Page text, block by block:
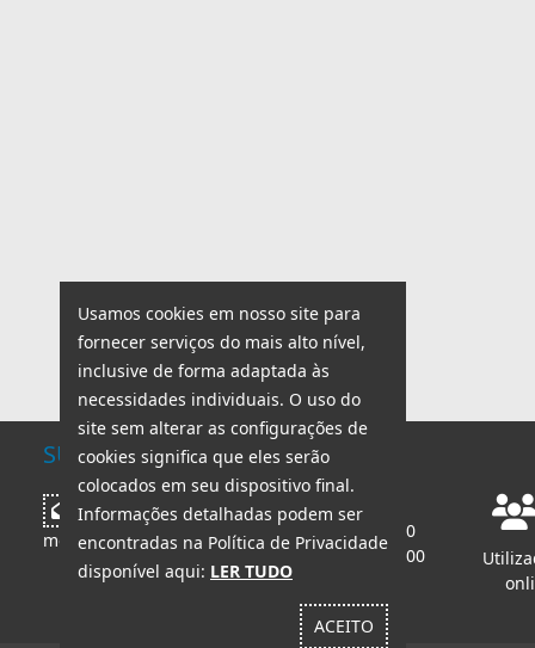
SUPORTE TÉCNICO
Escrever
mensagem
Horário de trabalho:
seg - sex: 8:00 - 18:00
sáb - dom: 8:00 - 14:00
Usamos cookies em nosso site para
fornecer serviços do mais alto nível,
inclusive de forma adaptada às
necessidades individuais. O uso do
site sem alterar as configurações de
cookies significa que eles serão
colocados em seu dispositivo final.
Informações detalhadas podem ser
encontradas na Política de Privacidade
disponível aqui: LER TUDO
ACEITO